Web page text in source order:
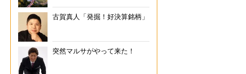
古賀真人「発掘！好決算銘柄」
突然マルサがやって来た！